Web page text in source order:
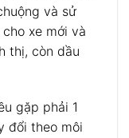
và sử
xe mới và
thị, còn dầu
gặp phải 1
đổi theo môi